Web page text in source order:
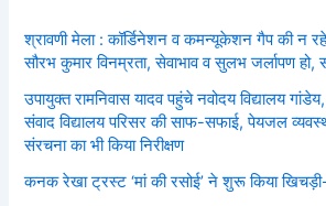
श्रावणी मेला : कॉर्डिनेशन व कमन्यूकेशन गैप की न
सौरभ कुमार विनम्रता, सेवाभाव व सुलभ जर्लापण हो,
उपायुक्त रामनिवास यादव पहुंचे नवोदय विद्यालय
संवाद विद्यालय परिसर की साफ-सफाई, पेयजल
संरचना का भी किया निरीक्षण
कनक रेखा ट्रस्ट ‘मां की रसोई’ ने शुरू किया